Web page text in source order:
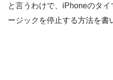
と言うわけで、iPhoneのタイ
ージックを停止する方法を書